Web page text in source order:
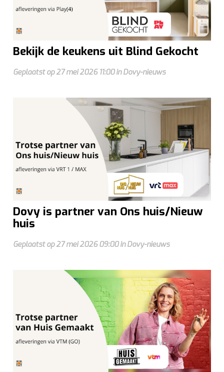
Bekijk de keukens uit Blind Gekocht
Geplaatst op 27 mei 2026 11:00 in Dovy-nieuws
Dovy is partner van Ons huis/Nieuw
huis
Geplaatst op 27 mei 2026 09:00 in Dovy-nieuws